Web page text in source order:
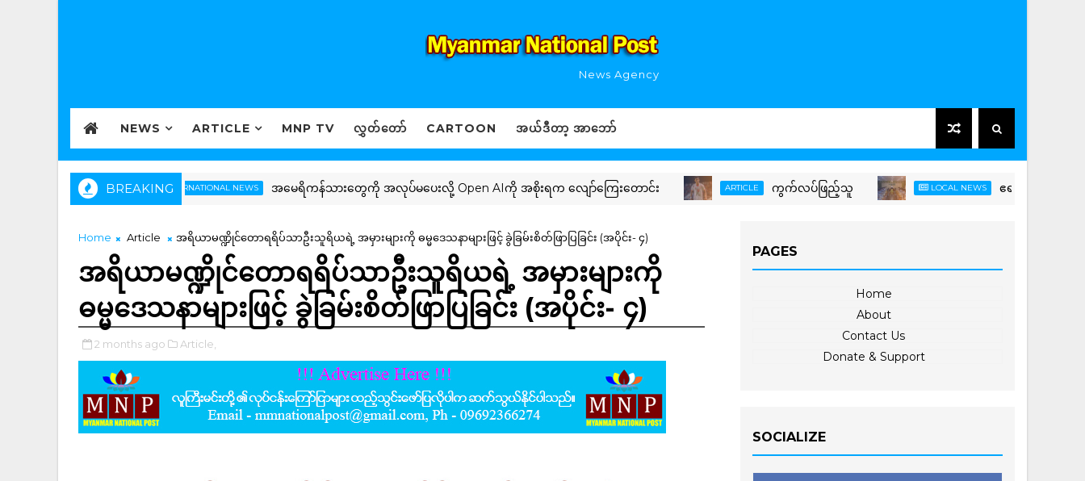
News Agency
NEWS ARTICLE MNP TV လွှတ်တော် CARTOON အယ်ဒီတာ့ အာဘော်
BREAKING
INTERNATIONAL NEWS အမေရိကန်သားတွေကို အလုပ်မပေးလို့ Open AIကို အစိုးရက လျော်ကြေးတောင်း ARTICLE ကွက်လပ်ဖြည့်သူ LOCAL NEWS ဧရာဝတီနှင့် ငဝန်မြစ်ရို
Home Article အရိယာမဏ္ဍိုင်တောရရိပ်သာဦးသူရိယရဲ့ အမှားများကို ဓမ္မဒေသနာများဖြင့် ခွဲခြမ်းစိတ်ဖြာပြခြင်း (အပိုင်း- ၄)
အရိယာမဏ္ဍိုင်တောရရိပ်သာဦးသူရိယရဲ့ အမှားများကို
ဓမ္မဒေသနာများဖြင့် ခွဲခြမ်းစိတ်ဖြာပြခြင်း (အပိုင်း- ၄)
2 months ago Article,
PAGES
Home
About
Contact Us
Donate & Support
SOCIALIZE